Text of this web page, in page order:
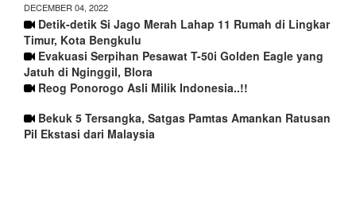
DECEMBER 04, 2022
Detik-detik Si Jago Merah Lahap 11 Rumah di Lingkar
Timur, Kota Bengkulu
Evakuasi Serpihan Pesawat T-50i Golden Eagle yang
Jatuh di Nginggil, Blora
Reog Ponorogo Asli Milik Indonesia..!!
Bekuk 5 Tersangka, Satgas Pamtas Amankan Ratusan
Pil Ekstasi dari Malaysia